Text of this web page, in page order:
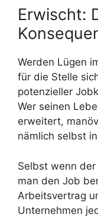
Erwischt:
Werden Lügen
für die Stelle
potenzieller
Wer seinen
erweitert,
nämlich selbst
Selbst wenn
man den Job
Arbeitsvertrag
Unternehmen